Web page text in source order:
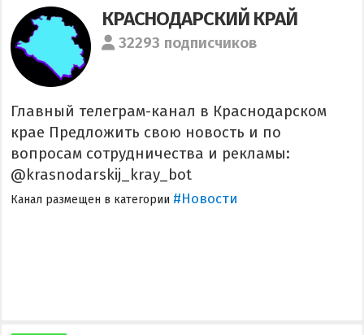
КРАСНОДАРСКИЙ КРАЙ
32293 подписчиков
Главный телеграм-канал в Краснодарском
крае Предложить свою новость и по
вопросам сотрудничества и рекламы:
@krasnodarskij_kray_bot
Канал размещен в категории #Новости